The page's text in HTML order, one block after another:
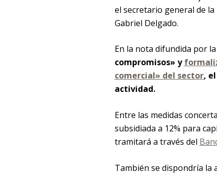
el secretario general de
Gabriel Delgado.
En la nota difundida por
compromisos» y
comercial» del sector,
actividad.
Entre las medidas
subsidiada a 12% para
tramitará a través del
También se dispondría la